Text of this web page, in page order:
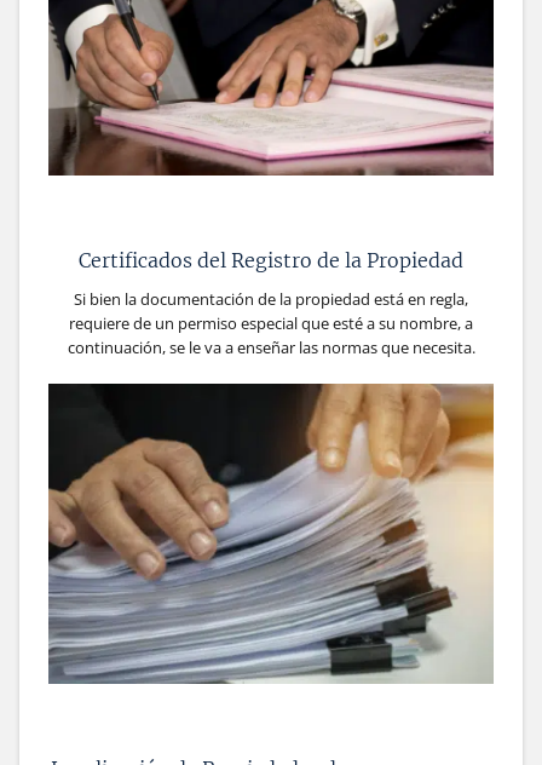
Certificados del Registro de la Propiedad
Si bien la documentación de la propiedad está en regla,
requiere de un permiso especial que esté a su nombre, a
continuación, se le va a enseñar las normas que necesita.